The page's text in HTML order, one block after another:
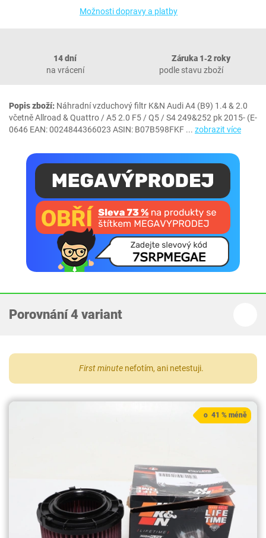
Možnosti dopravy a platby
14 dní
na vrácení
Záruka 1‐2 roky
podle stavu zboží
Popis zboží: Náhradní vzduchový filtr K&N Audi A4 (B9) 1.4 & 2.0
včetně Allroad & Quattro / A5 2.0 F5 / Q5 / S4 249&252 pk 2015- (E-
0646 EAN: 0024844366023 ASIN: B07B598FKF ... zobrazit více
Porovnání 4 variant
First minute nefotím, ani netestuji.
o 41 % méně